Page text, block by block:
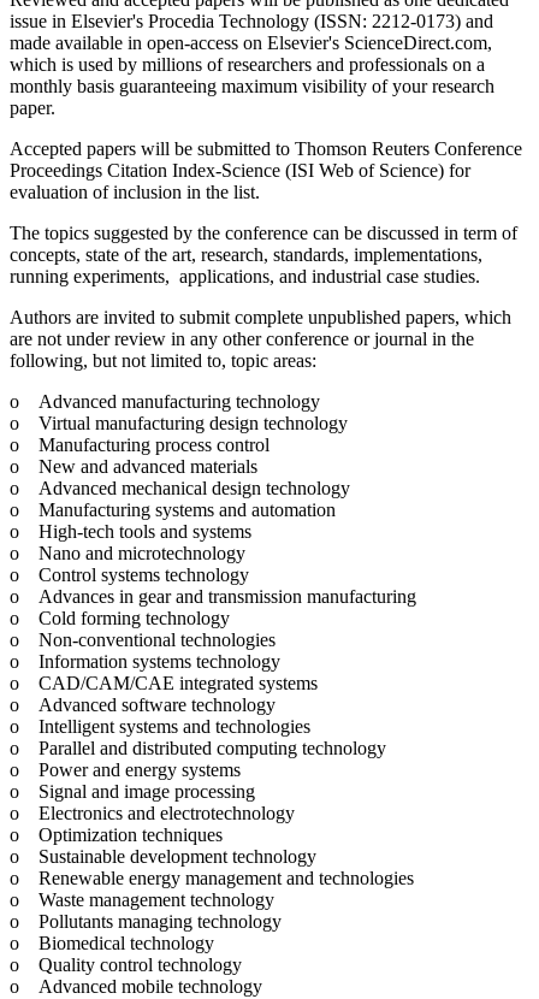
issue in Elsevier's Procedia Technology (ISSN: 2212-0173) and
made available in open-access on Elsevier's ScienceDirect.com,
which is used by millions of researchers and professionals on a
monthly basis guaranteeing maximum visibility of your research
paper.
Accepted papers will be submitted to Thomson Reuters Conference
Proceedings Citation Index-Science (ISI Web of Science) for
evaluation of inclusion in the list.
The topics suggested by the conference can be discussed in term of
concepts, state of the art, research, standards, implementations,
running experiments, applications, and industrial case studies.
Authors are invited to submit complete unpublished papers, which
are not under review in any other conference or journal in the
following, but not limited to, topic areas:
o Advanced manufacturing technology
o Virtual manufacturing design technology
o Manufacturing process control
o New and advanced materials
o Advanced mechanical design technology
o Manufacturing systems and automation
o High-tech tools and systems
o Nano and microtechnology
o Control systems technology
o Advances in gear and transmission manufacturing
o Cold forming technology
o Non-conventional technologies
o Information systems technology
o CAD/CAM/CAE integrated systems
o Advanced software technology
o Intelligent systems and technologies
o Parallel and distributed computing technology
o Power and energy systems
o Signal and image processing
o Electronics and electrotechnology
o Optimization techniques
o Sustainable development technology
o Renewable energy management and technologies
o Waste management technology
o Pollutants managing technology
o Biomedical technology
o Quality control technology
o Advanced mobile technology